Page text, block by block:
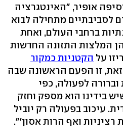
אופיר, "האינטגרציה
לסביבתיים מתחילה לבוא
ברחבי העולם, ואחת
המלצות התזונה החדשות
על הקטניות כמקור
זו הפעם הראשונה שבה
לפעולה, כפי
בידינו הוא מספק וחזק
עיכוב בפעולה רק יוביל
ואף הרות אסון'".